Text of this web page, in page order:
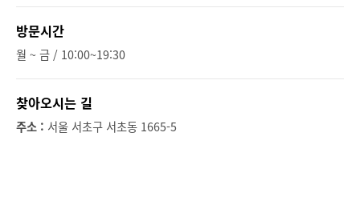
방문시간
월 ~ 금 / 10:00~19:30
찾아오시는 길
주소 : 서울 서초구 서초동 1665-5